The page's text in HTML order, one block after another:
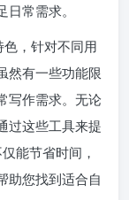
常需求。
，针对不同用
然有一些功能限
写作需求。无论
过这些工具来提
能节省时间，
助您找到适合自